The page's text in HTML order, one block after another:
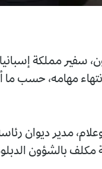
سفير مملكة إسبانيا
مهامه، حسب ما
مدير ديوان
مكلف بالشؤون